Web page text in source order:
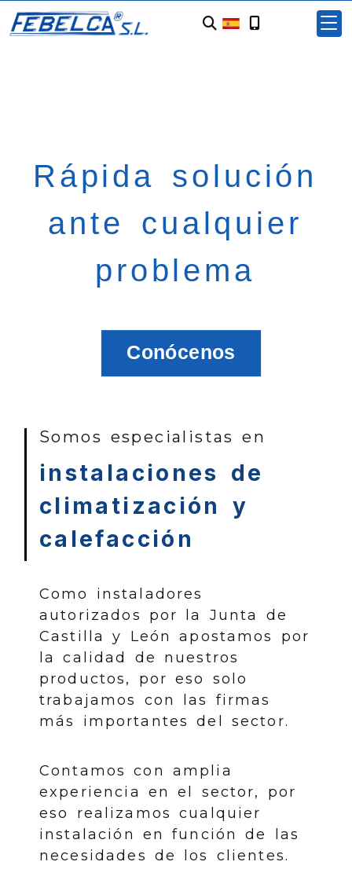
Rápida solución
ante cualquier
problema
Conócenos
Empresa de
Somos especialistas en
instalaciones de
climatización y
calefacción
Como instaladores
autorizados por la Junta de
Castilla y León apostamos por
la calidad de nuestros
productos, por eso solo
trabajamos con las firmas
más importantes del sector.
Contamos con amplia
experiencia en el sector, por
eso realizamos cualquier
instalación en función de las
necesidades de los clientes.